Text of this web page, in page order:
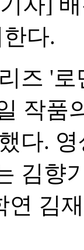
다.
즈 '
작품
다.
김향
연 김